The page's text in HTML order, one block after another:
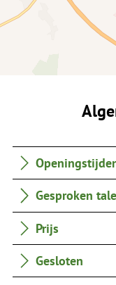
Gesproken
Prijs
Gesloten